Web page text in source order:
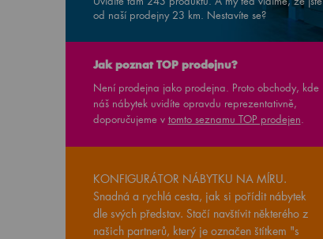
od naší prodejny 23 km. Nestavíte se?
Jak poznat TOP prodejnu?
Není prodejna jako prodejna. Proto obchody, kde
náš nábytek uvidíte opravdu reprezentativně,
doporučujeme v tomto seznamu TOP prodejen
KONFIGURÁTOR NÁBYTKU NA MÍRU.
Snadná a rychlá cesta, jak si pořídit nábytek
dle svých představ. Stačí navštívit některého z
našich partnerů, který je označen štítkem "s